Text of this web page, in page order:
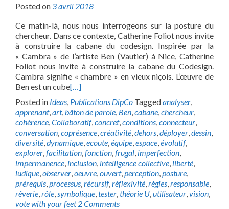
Posted on 3 avril 2018
Ce matin-là, nous nous interrogeons sur la posture du
chercheur. Dans ce contexte, Catherine Foliot nous invite
à construire la cabane du codesign. Inspirée par la
« Cambra » de l’artiste Ben (Vautier) à Nice, Catherine
Foliot nous invite à construire la cabane du Codesign.
Cambra signifie « chambre » en vieux niçois. L’œuvre de
Ben est un cube[…]
Posted in Ideas, Publications DipCo Taggedanalyser,
apprenant,art,bâton de parole, Ben,cabane,chercheur,
cohérence,Collaboratif,concret,conditions,connecteur,
conversation,coprésence,créativité,dehors,déployer,dessin,
diversité,dynamique,ecoute,équipe,espace,évolutif,
explorer,facilitation,fonction,frugal, imperfection,
impermanence, inclusion, intelligence collective, liberté,
ludique,observer,oeuvre,ouvert,perception,posture,
prérequis,processus,récursif,réflexivité,règles,responsable,
rêverie,rôle,symbolique,tester,théorie U,utilisateur,vision,
vote with your feet 2 Comments